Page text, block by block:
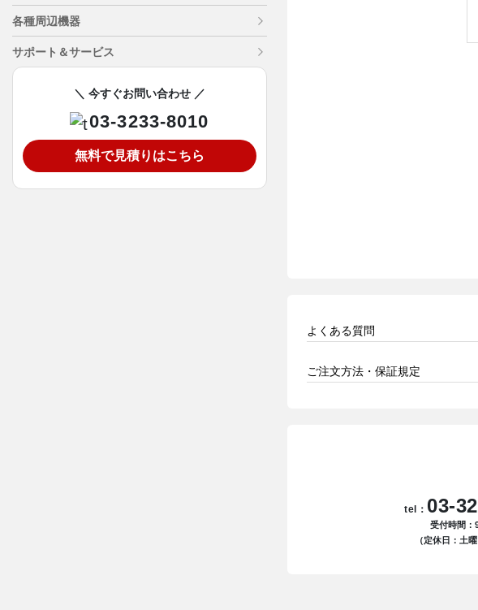
よくある質問
ご注文方法・保証規定
tel： 03-
受付時間：
（定休日：土
各種周辺機器
サポート＆サービス
＼ 今すぐお問い合わせ ／
03-3233-8010
無料で見積りはこちら